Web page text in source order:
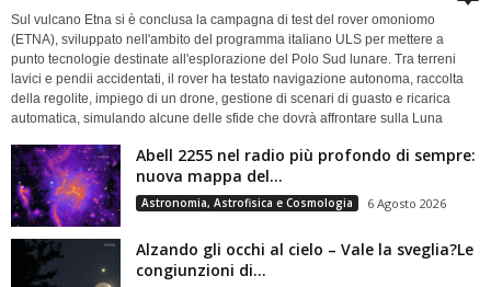
Sul vulcano Etna si è conclusa la campagna di test del rover omoniomo
(ETNA), sviluppato nell'ambito del programma italiano ULS per mettere a
punto tecnologie destinate all'esplorazione del Polo Sud lunare. Tra terreni
lavici e pendii accidentati, il rover ha testato navigazione autonoma, raccolta
della regolite, impiego di un drone, gestione di scenari di guasto e ricarica
automatica, simulando alcune delle sfide che dovrà affrontare sulla Luna
Abell 2255 nel radio più profondo di sempre:
nuova mappa del...
Astronomia, Astrofisica e Cosmologia 6 Agosto 2026
Alzando gli occhi al cielo – Vale la sveglia?Le
congiunzioni di...